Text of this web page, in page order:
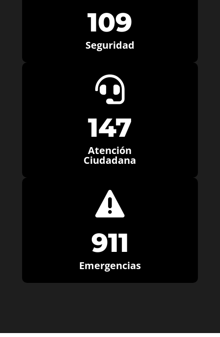
109
Seguridad

147
Atención
Ciudadana

911
Emergencias